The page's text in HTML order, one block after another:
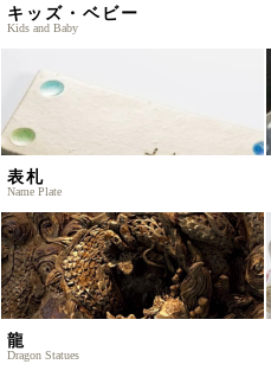
キッズ・ベビー
Kids and Baby
表札
Name Plate
龍
Dragon Statues